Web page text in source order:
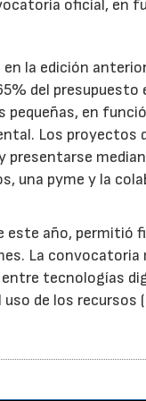
oficial, en
la edición
del presupuesto
pequeñas, en
Los proyectos
presentarse
una pyme y la
este año, permitió
La
tecnologías
de los recursos